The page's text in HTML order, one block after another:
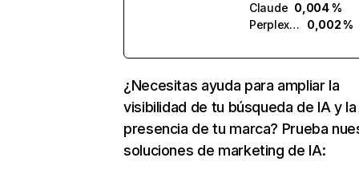
Claude 0,004 %
Perplexity
0,002 %
¿Necesitas ayuda para ampliar la
visibilidad de tu búsqueda de IA y la
presencia de tu marca? Prueba
soluciones de marketing de IA: